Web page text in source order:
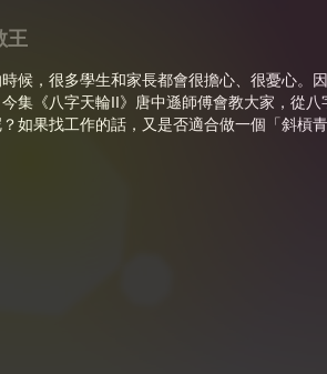
王
候，很多學生和家長都會很擔心、很憂心。
集《八字天輪II》唐中遜師傅會教大家，從
如果找工作的話，又是否適合做一個「斜槓